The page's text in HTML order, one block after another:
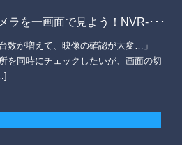
ラを一画面で見よう！NVR-･･･
数が増えて、映像の確認が大変…」
を同時にチェックしたいが、画面の切